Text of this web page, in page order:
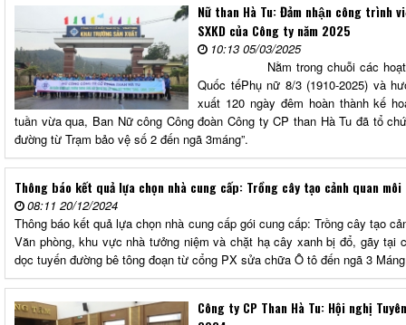
Nữ than Hà Tu: Đảm nhận công trình
SXKD của Công ty năm 2025
10:13 05/03/2025
Nằm trong chuỗi các hoạt
Quốc tếPhụ nữ 8/3 (1910-2025) và
xuất 120 ngày đêm hoàn thành kế
tuần vừa qua, Ban Nữ công Công đoàn Công ty CP than Hà Tu đã tổ
đường từ Trạm bảo vệ số 2 đến ngã 3máng”.
Thông báo kết quả lựa chọn nhà cung cấp: Trồng cây tạo cảnh quan
08:11 20/12/2024
Thông báo kết quả lựa chọn nhà cung cấp gói cung cấp: Trồng cây tạo
Văn phòng, khu vực nhà tưởng niệm và chặt hạ cây xanh bị đổ, gãy tại
dọc tuyến đường bê tông đoạn từ cổng PX sửa chữa Ô tô đến ngã 3
Công ty CP Than Hà Tu: Hội nghị